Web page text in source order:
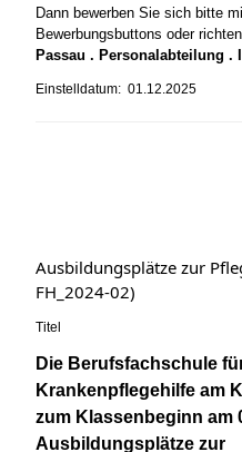
Dann bewerben Sie sich bitte
Bewerbungsbuttons oder
Passau . Personalabteilung .
Einstelldatum: 01.12.2025
Ausbildungsplätze zur
FH_2024-02)
Titel
Die Berufsfachschule
Krankenpflegehilfe am
zum Klassenbeginn am
Ausbildungsplätze zur